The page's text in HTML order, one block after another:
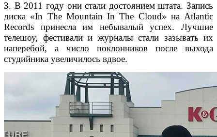
3. В 2011 году они стали достоянием штата. Запись
диска «In The Mountain In The Cloud» на Atlantic
Records принесла им небывалый успех. Лучшие
телешоу, фестивали и журналы стали зазывать их
наперебой, а число поклонников после выхода
студийника увеличилось вдвое.